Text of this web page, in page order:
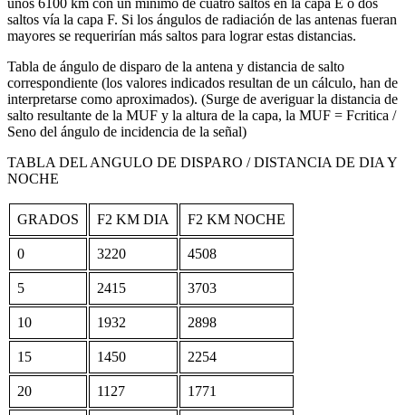
saltos vía la capa F. Si los ángulos de radiación de las antenas fueran
mayores se requerirían más saltos para lograr estas distancias.
Tabla de ángulo de disparo de la antena y distancia de salto
correspondiente (los valores indicados resultan de un cálculo, han de
interpretarse como aproximados). (Surge de averiguar la distancia de
salto resultante de la MUF y la altura de la capa, la MUF = Fcritica /
Seno del ángulo de incidencia de la señal)
TABLA DEL ANGULO DE DISPARO / DISTANCIA DE DIA Y
NOCHE
GRADOS F2 KM DIA F2 KM NOCHE
0 3220 4508
5 2415 3703
10 1932 2898
15 1450 2254
20 1127 1771